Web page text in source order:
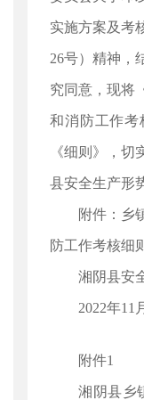
实施方案及考
26号）精神，
究同意，现将
和消防工作考
《细则》，
县安全生产形
附件：乡
防工作考核细
湘阴县安
2022年11
附件1
湘阴县乡